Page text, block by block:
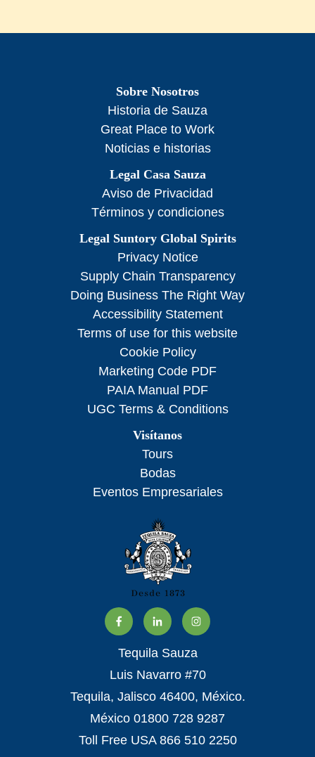
Tequila Sauza
Luis Navarro #70
Tequila, Jalisco 46400, México.
México 01800 728 9287
Toll Free USA 866 510 2250
Sobre Nosotros
Historia de Sauza
Great Place to Work
Noticias e historias
Legal Casa Sauza
Aviso de Privacidad
Términos y condiciones
Legal Suntory Global Spirits
Privacy Notice
Supply Chain Transparency
Doing Business The Right Way
Accessibility Statement
Terms of use for this website
Cookie Policy
Marketing Code PDF
PAIA Manual PDF
UGC Terms & Conditions
Visítanos
Tours
Bodas
Eventos Empresariales